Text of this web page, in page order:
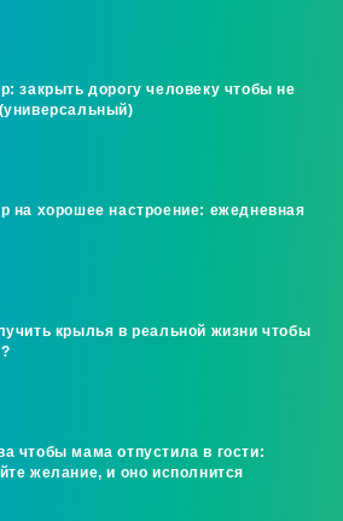
закрыть дорогу человеку чтобы не
на хорошее настроение: ежедневная
крылья в реальной жизни чтобы
чтобы мама отпустила в гости:
желание, и оно исполнится